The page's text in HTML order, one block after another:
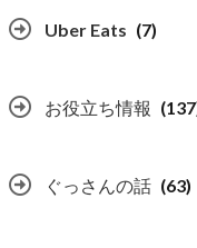
Uber Eats (7)
お役立ち情報
ぐっさんの話 (63)